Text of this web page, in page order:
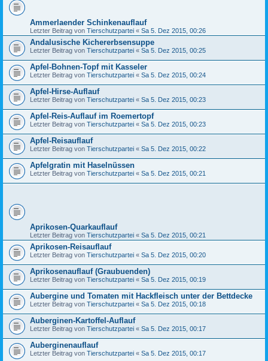
Ammerlaender Schinkenauflauf
Letzter Beitrag von Tierschutzpartei « Sa 5. Dez 2015, 00:26
Andalusische Kichererbsensuppe
Letzter Beitrag von Tierschutzpartei « Sa 5. Dez 2015, 00:25
Apfel-Bohnen-Topf mit Kasseler
Letzter Beitrag von Tierschutzpartei « Sa 5. Dez 2015, 00:24
Apfel-Hirse-Auflauf
Letzter Beitrag von Tierschutzpartei « Sa 5. Dez 2015, 00:23
Apfel-Reis-Auflauf im Roemertopf
Letzter Beitrag von Tierschutzpartei « Sa 5. Dez 2015, 00:23
Apfel-Reisauflauf
Letzter Beitrag von Tierschutzpartei « Sa 5. Dez 2015, 00:22
Apfelgratin mit Haselnüssen
Letzter Beitrag von Tierschutzpartei « Sa 5. Dez 2015, 00:21
Aprikosen-Quarkauflauf
Letzter Beitrag von Tierschutzpartei « Sa 5. Dez 2015, 00:21
Aprikosen-Reisauflauf
Letzter Beitrag von Tierschutzpartei « Sa 5. Dez 2015, 00:20
Aprikosenauflauf (Graubuenden)
Letzter Beitrag von Tierschutzpartei « Sa 5. Dez 2015, 00:19
Aubergine und Tomaten mit Hackfleisch unter der Bettdecke
Letzter Beitrag von Tierschutzpartei « Sa 5. Dez 2015, 00:18
Auberginen-Kartoffel-Auflauf
Letzter Beitrag von Tierschutzpartei « Sa 5. Dez 2015, 00:17
Auberginenauflauf
Letzter Beitrag von Tierschutzpartei « Sa 5. Dez 2015, 00:17